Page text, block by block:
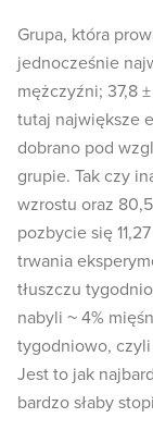
Grupa, która
jednocześnie
mężczyźni; 37,8
tutaj największe
dobrano pod
grupie. Tak czy
wzrostu oraz 80,5
pozbycie się
trwania
tłuszczu
nabyli ~ 4%
tygodniowo,
Jest to jak
bardzo słaby